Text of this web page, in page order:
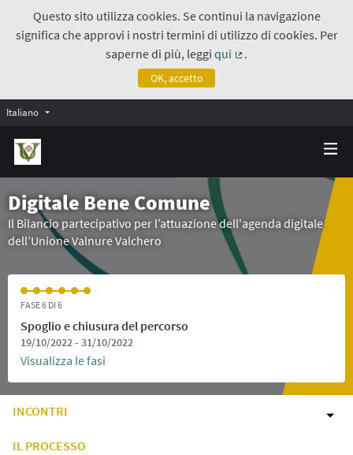
Questo sito utilizza cookies. Se continui la navigazione
significa che approvi i nostri termini di utilizzo di cookies. Per
saperne di più, leggiqui
.
OK, accetto
Italiano
Digitale Bene Comune
Il Bilancio partecipativo per l’attuazione dell'agenda digitale
dell’Unione Valnure Valchero
FASE 6 DI 6
Spoglio e chiusura del percorso
19/10/2022 - 31/10/2022
Visualizza le fasi
INCONTRI
IL PROCESSO